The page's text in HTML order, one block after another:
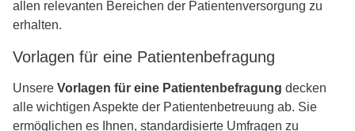
allen relevanten Bereichen der Patientenversorgung zu
erhalten.
Vorlagen für eine Patientenbefragung
Unsere Vorlagen für eine Patientenbefragung decken
alle wichtigen Aspekte der Patientenbetreuung ab. Sie
ermöglichen es Ihnen, standardisierte Umfragen zu